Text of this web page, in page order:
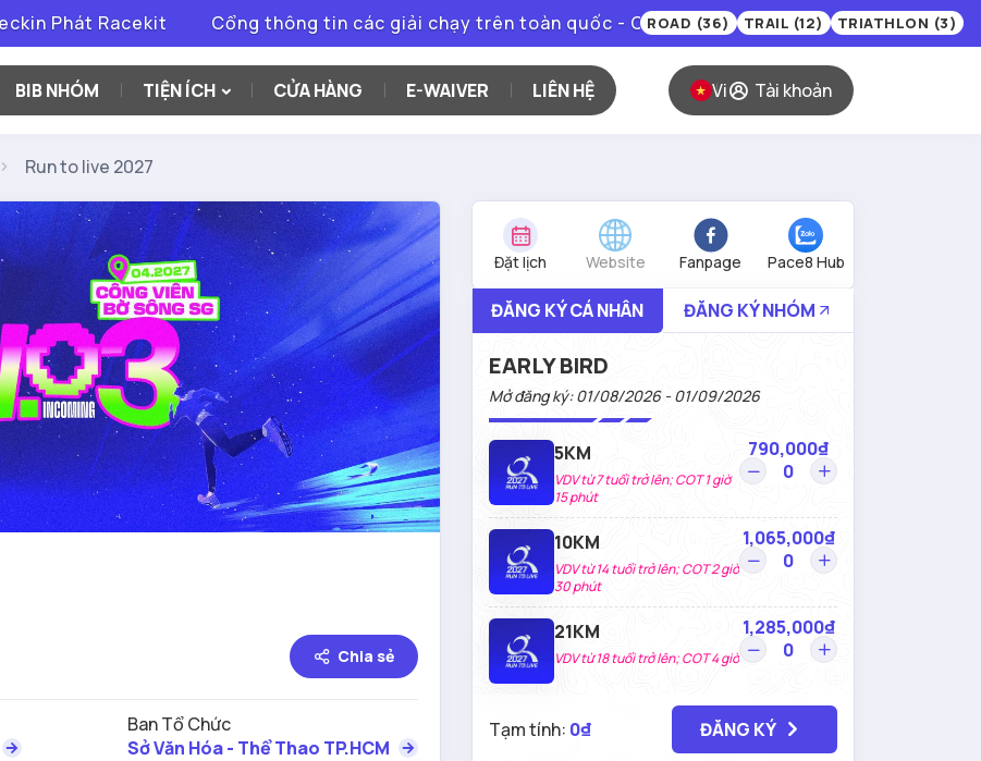
Racekit Cổng thông tin các giải chạy trên toàn quốc - Cổng bán vé - Ký miễn trừ E-Waiver -
ROAD (36) TRAIL (12) TRIATHLON (3)
BIB NHÓM TIỆN ÍCH CỬA HÀNG E-WAIVER LIÊN HỆ Vi Tài khoản
Run to live 2027
Chia sẻ
Ban Tổ Chức
Sở Văn Hóa - Thể Thao TP.HCM
Đặt lịch Website Fanpage Pace8 Hub
ĐĂNG KÝ CÁ NHÂN ĐĂNG KÝ NHÓM
EARLY BIRD
Mở đăng ký: 01/08/2026 - 01/09/2026
5KM
VDV từ 7 tuổi trở lên; COT 1 giờ
15 phút
790,000₫
10KM
VDV từ 14 tuổi trở lên; COT 2 giờ
30 phút
1,065,000₫
21KM
VDV từ 18 tuổi trở lên; COT 4 giờ
1,285,000₫
Tạm tính: 0₫ ĐĂNG KÝ